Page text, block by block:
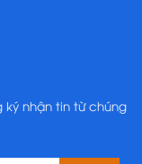
nhận tin từ chúng